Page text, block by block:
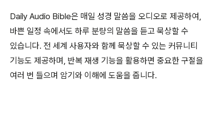
Daily Audio Bible은 매일 성경 말씀을 오디오로 제공하여,
바쁜 일정 속에서도 하루 분량의 말씀을 듣고 묵상할 수
있습니다. 전 세계 사용자와 함께 묵상할 수 있는 커뮤니티
기능도 제공하며, 반복 재생 기능을 활용하면 중요한 구절을
여러 번 들으며 암기와 이해에 도움을 줍니다.